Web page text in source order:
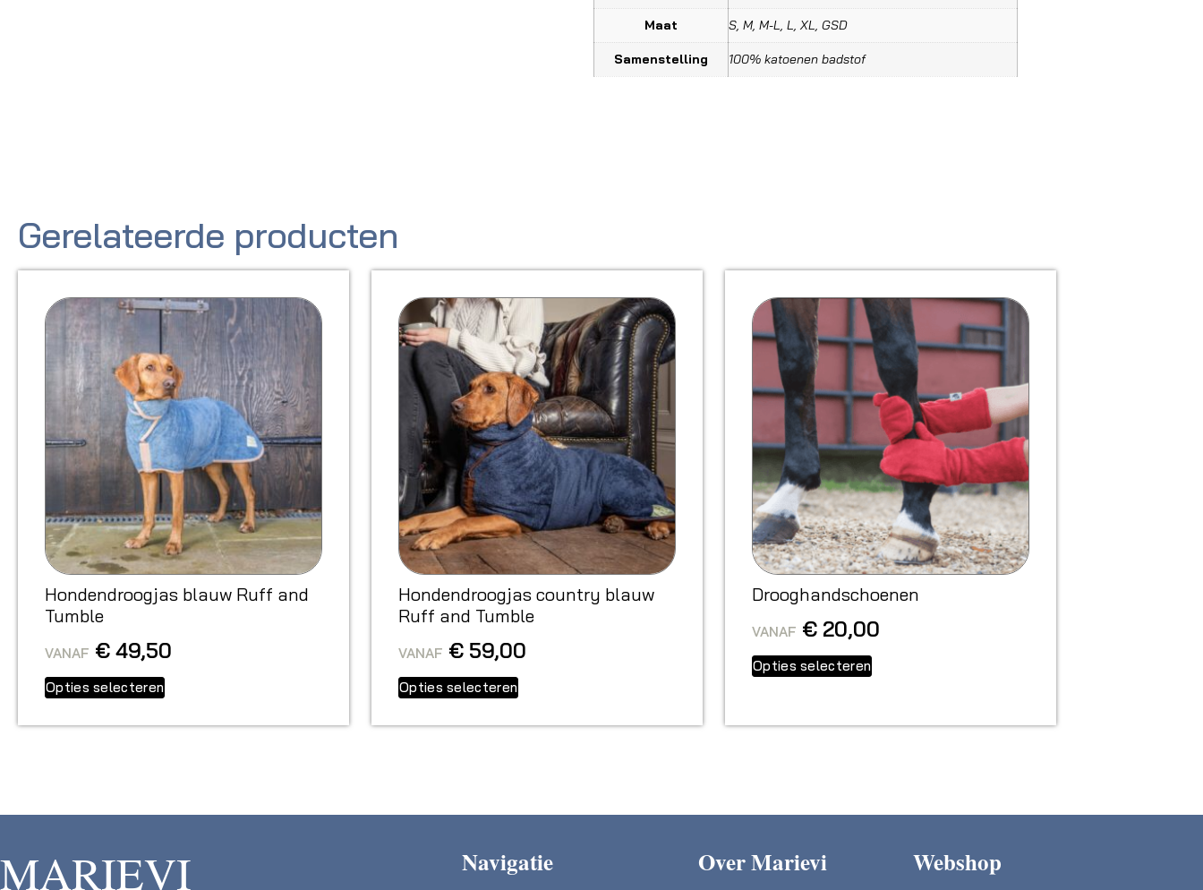
Maat S, M, M-L, L, XL, GSD
Samenstelling 100% katoenen badstof
Gerelateerde producten
Hondendroogjas blauw Ruff and
Tumble
VANAF € 49,50
Opties selecteren
Hondendroogjas country blauw
Ruff and Tumble
VANAF € 59,00
Opties selecteren
Drooghandschoenen
VANAF € 20,00
Opties selecteren
MARIEVI Navigatie Over Marievi Webshop